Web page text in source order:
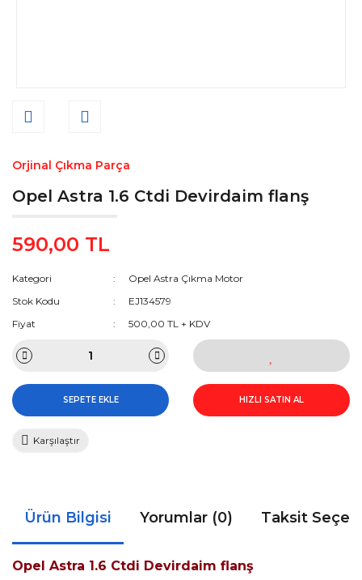
Orjinal Çıkma Parça
Opel Astra 1.6 Ctdi Devirdaim flanş
590,00 TL
Kategori
Opel Astra Çıkma Motor
Stok Kodu
EJ134579
Fiyat
500,00 TL + KDV
SEPETE EKLE HIZLI SATIN AL
Karşılaştır
Ürün Bilgisi Yorumlar (0) Taksit
Opel Astra 1.6 Ctdi Devirdaim flanş